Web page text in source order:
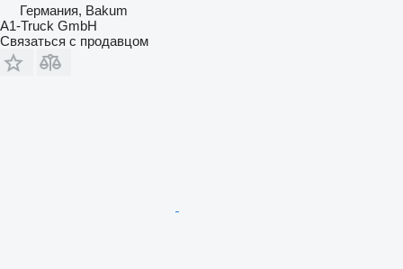
Германия, Bakum
A1-Truck GmbH
Связаться с продавцом